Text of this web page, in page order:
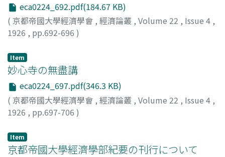
eca0224_692.pdf(184.67 KB)
( 京都帝國大學經濟學會 , 經濟論叢 , Volume 22 , Issue 4 ,
1926 , pp.692-696 )
Item
妙心寺の無盡講
eca0224_697.pdf(346.3 KB)
( 京都帝國大學經濟學會 , 經濟論叢 , Volume 22 , Issue 4 ,
1926 , pp.697-706 )
Item
京都帝國大學經濟學部紀要の刊行について